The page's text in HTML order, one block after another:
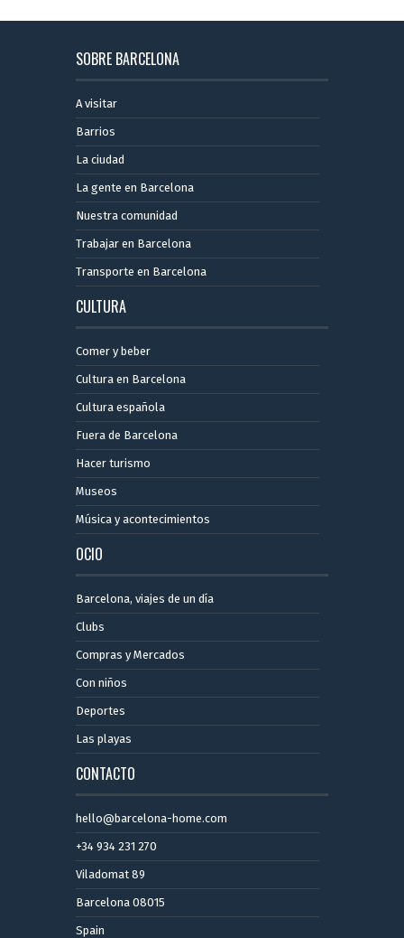
SOBRE BARCELONA
A visitar
Barrios
La ciudad
La gente en Barcelona
Nuestra comunidad
Trabajar en Barcelona
Transporte en Barcelona
CULTURA
Comer y beber
Cultura en Barcelona
Cultura española
Fuera de Barcelona
Hacer turismo
Museos
Música y acontecimientos
OCIO
Barcelona, ​​viajes de un día
Clubs
Compras y Mercados
Con niños
Deportes
Las playas
CONTACTO
hello@barcelona-home.com
+34 934 231 270
Viladomat 89
Barcelona 08015
Spain